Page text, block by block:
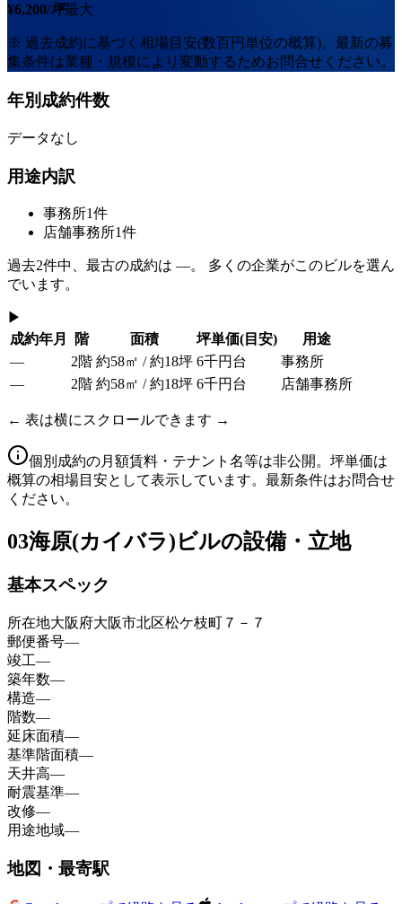
¥6,200/坪最大
※ 過去成約に基づく相場目安(数百円単位の概算)。最新の募
集条件は業種・規模により変動するためお問合せください。
年別成約件数
データなし
用途内訳
事務所1件
店舗事務所1件
過去2件中、最古の成約は —。 多くの企業がこのビルを選ん
でいます。
▶
成約年月
階 面積 坪単価(目安)
用途
—
2階 約58㎡ / 約18坪 6千円台
事務所
—
2階 約58㎡ / 約18坪 6千円台 店舗事務所
← 表は横にスクロールできます →
個別成約の月額賃料・テナント名等は非公開。坪単価は
概算の相場目安として表示しています。最新条件はお問合せ
ください。
03海原(カイバラ)ビルの設備・立地
基本スペック
所在地大阪府大阪市北区松ケ枝町７－７
郵便番号—
竣工—
築年数—
構造—
階数—
延床面積—
基準階面積—
天井高—
耐震基準—
改修—
用途地域—
地図・最寄駅